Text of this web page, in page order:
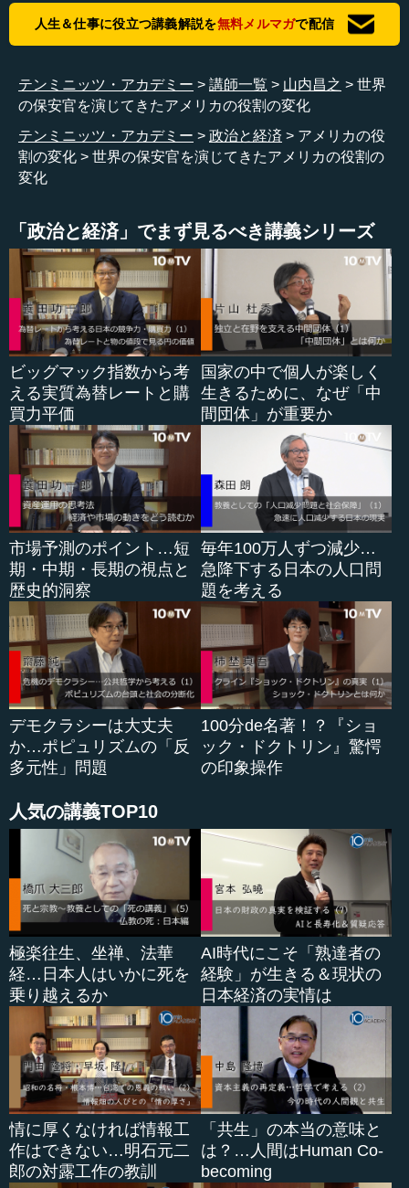
によるレーダー照射問題、ひいては韓国における最高裁の
徴用工判決によって、日本企業の資産が差し押さえられる
可能性が強く出てきました。こうしたことに見られる日韓
機、あるいは紛争の可能性などとはやや性格の違うもの、
フェーズ（位相）の違うものになっているのではないか
と、私には思えてなりません。
今のところ、両国にとっての同盟国であるアメリカに
なさそうです。もともと日米安全保障条約といったアメリ
カとの二国間の防衛的な取り決めは、こうした友好国との
紛争という問題を全く考えていなかったわけです。
●日韓関係はこれまでの経験則では解決できない段階
に
アメリカは韓国とも同盟条約を結んでいます。したがっ
て、アメリカの立場からするならば、これは明らかに同盟
国間の紛争です。しかも北朝鮮という核保有国に対しては
北東アジアにおいて対峙しています。最近の韓国の大統領
の動向はともかくとして、少なくとも条約や法理論、ひい
ては国際関係全体においては、そのような理屈になるので
す。
こうした日本と韓国という安全保障面における大変重要
なパートナー同士が対立するのは、アメリカにとっても考
えられないシナリオでした。また日本にとっては、これま
で韓国との間にいくつかの問題、歴史認識、竹島の領有問
題、そしていわゆる従軍慰安婦の問題をめぐる紛争や対立
があったにせよ、なんとかこれはマドリングスルーとでも
いいましょうか、あれこれやりくりしながら二国間関係を
調整してきたという歴史がありました。
しかし、現在の状況は、これまでの経験知、あるいは経
験的な法則で培ってきた問題、その解決の手法が機能して
決しようという意思が、少なくとも私たち日本人の方から
見るならば、韓国政府にはない、と考えざるを得ないとい
うのが現状かと思います。
●自らの問題に向き合う構えが欠如していた日本
しかし、考えてみるとこの種の問題は、日本がきちんと
解決する、あるいは解決のために向かい合うといった基本
的な構えや法律的な根拠を、自ら安全保障の問題として考
人生＆仕事に役立つ講義解説を無料メルマガで配信
テンミニッツ・アカデミー 講師一覧 山内昌之
世界
の保安官を演じてきたアメリカの役割の変化
テンミニッツ・アカデミー
政治と経済
アメリカの役
割の変化
世界の保安官を演じてきたアメリカの役割の
変化
「政治と経済」でまず見るべき講義シリーズ
ビッグマック指数から考
える実質為替レートと購
買力平価
国家の中で個人が楽しく
生きるために、なぜ「中
間団体」が重要か
市場予測のポイント…短
期・中期・長期の視点と
歴史的洞察
毎年100万人ずつ減少…
急降下する日本の人口問
題を考える
デモクラシーは大丈夫
か…ポピュリズムの「反
多元性」問題
100分de名著！？『ショ
ック・ドクトリン』驚愕
の印象操作
人気の講義TOP10
極楽往生、坐禅、法華
経…日本人はいかに死を
乗り越えるか
AI時代にこそ「熟達者の
経験」が生きる＆現状の
日本経済の実情は
情に厚くなければ情報工
作はできない…明石元二
郎の対露工作の教訓
「共生」の本当の意味と
は？…人間はHuman Co-
becoming